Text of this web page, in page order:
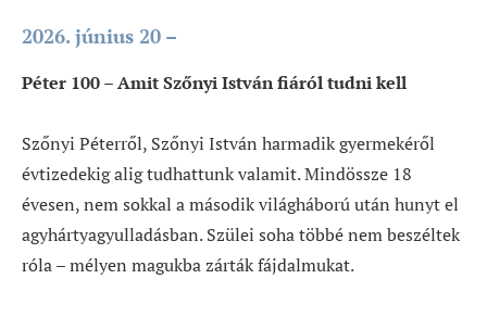
2026. június 20 –
Péter 100 – Amit Szőnyi István fiáról tudni kell
Szőnyi Péterről, Szőnyi István harmadik gyermekéről
évtizedekig alig tudhattunk valamit. Mindössze 18
évesen, nem sokkal a második világháború után hunyt el
agyhártyagyulladásban. Szülei soha többé nem beszéltek
róla – mélyen magukba zárták fájdalmukat.